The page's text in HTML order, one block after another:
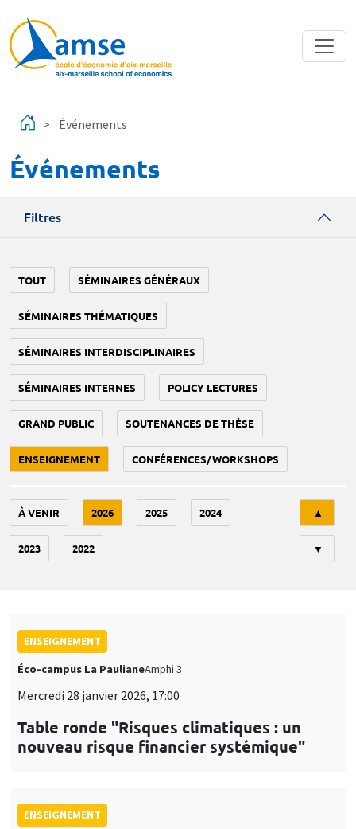
Événements
Événements
Filtres
TOUT SÉMINAIRES GÉNÉRAUX
SÉMINAIRES THÉMATIQUES
SÉMINAIRES INTERDISCIPLINAIRES
SÉMINAIRES INTERNES POLICY LECTURES
GRAND PUBLIC SOUTENANCES DE THÈSE
ENSEIGNEMENT CONFÉRENCES/WORKSHOPS
À VENIR 2026 2025 2024
2023 2022
▲
▼
ENSEIGNEMENT
Éco-campus La PaulianeAmphi 3
Mercredi 28 janvier 2026, 17:00
Table ronde "Risques climatiques : un
nouveau risque financier systémique"
ENSEIGNEMENT